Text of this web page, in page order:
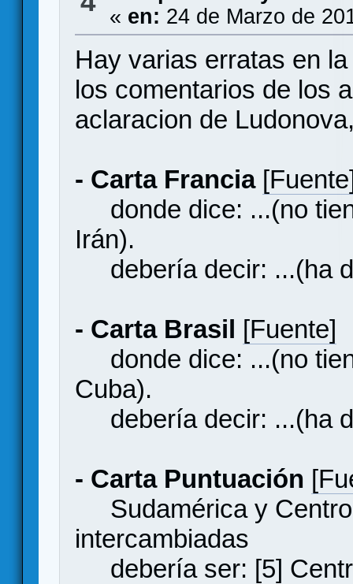
« en: 24 de Marzo de
Hay varias erratas en
los comentarios de los
aclaracion de
- Carta Francia
donde dice: ...(no
Irán).
debería decir: ...(ha
- Carta Brasil [Fuente]
donde dice: ...(no
Cuba).
debería decir: ...(ha
- Carta Puntuación
Sudamérica y Centro
intercambiadas
debería ser: [5]